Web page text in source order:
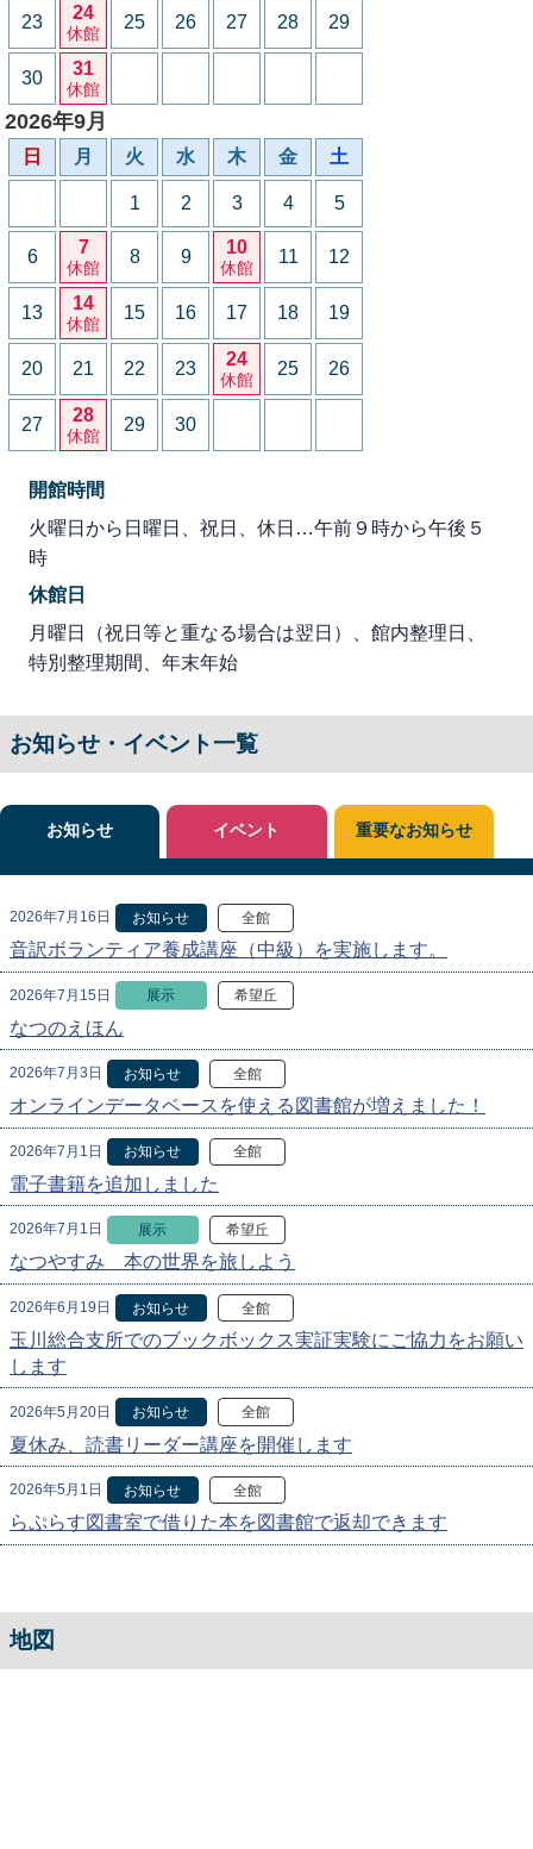
23 24
休館
25 26 27 28 29
30 31
休館
2026年9月
日 月 火 水 木 金 土
1 2 3 4 5
6 7
休館
8 9 10
休館
11 12
13 14
休館
15 16 17 18 19
20 21 22 23 24
休館
25 26
27 28
休館
29 30
開館時間
火曜日から日曜日、祝日、休日…午前９時から午後５
時
休館日
月曜日（祝日等と重なる場合は翌日）、館内整理日、
特別整理期間、年末年始
お知らせ・イベント一覧
お知らせ
2026年7月16日 お知らせ 全館
音訳ボランティア養成講座（中級）を実施します。
2026年7月15日 展示 希望丘
なつのえほん
2026年7月3日 お知らせ 全館
オンラインデータベースを使える図書館が増えました！
2026年7月1日 お知らせ 全館
電子書籍を追加しました
2026年7月1日 展示 希望丘
なつやすみ 本の世界を旅しよう
2026年6月19日 お知らせ 全館
玉川総合支所でのブックボックス実証実験にご協力をお願い
します
2026年5月20日 お知らせ 全館
夏休み、読書リーダー講座を開催します
2026年5月1日 お知らせ 全館
らぷらす図書室で借りた本を図書館で返却できます
イベント 重要なお知らせ
地図